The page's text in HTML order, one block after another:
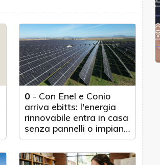
0 - Con Enel e Conio
arriva ebitts: l'energia
rinnovabile entra in casa
senza pannelli o impianti
fisici